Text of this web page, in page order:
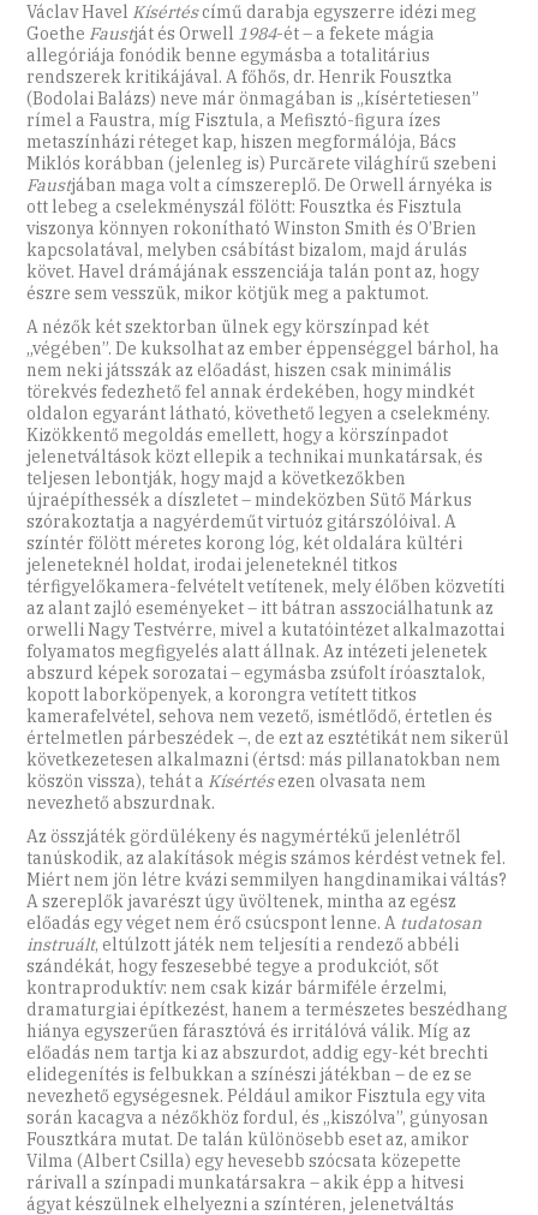
Václav Havel Kísértéscímű darabja egyszerre idézi meg
Goethe Faustját és Orwell 1984-ét – a fekete mágia
allegóriája fonódik benne egymásba a totalitárius
rendszerek kritikájával. A főhős, dr. Henrik Fousztka
(Bodolai Balázs) neve már önmagában is „kísértetiesen”
rímel a Faustra, míg Fisztula, a Mefisztó-figura ízes
metaszínházi réteget kap, hiszen megformálója, Bács
Miklós korábban (jelenleg is) Purcărete világhírű szebeni
Faustjában maga volt a címszereplő. De Orwell árnyéka is
ott lebeg a cselekményszál fölött: Fousztka és Fisztula
viszonya könnyen rokonítható Winston Smith és O’Brien
kapcsolatával, melyben csábítást bizalom, majd árulás
követ. Havel drámájának esszenciája talán pont az, hogy
észre sem vesszük, mikor kötjük meg a paktumot.
A nézők két szektorban ülnek egy körszínpad két
„végében”. De kuksolhat az ember éppenséggel bárhol, ha
nem neki játsszák az előadást, hiszen csak minimális
törekvés fedezhető fel annak érdekében, hogy mindkét
oldalon egyaránt látható, követhető legyen a cselekmény.
Kizökkentő megoldás emellett, hogy a körszínpadot
jelenetváltások közt ellepik a technikai munkatársak, és
teljesen lebontják, hogy majd a következőkben
újraépíthessék a díszletet – mindeközben Sütő Márkus
szórakoztatja a nagyérdeműt virtuóz gitárszólóival. A
színtér fölött méretes korong lóg, két oldalára kültéri
jeleneteknél holdat, irodai jeleneteknél titkos
térfigyelőkamera-felvételt vetítenek, mely élőben közvetíti
az alant zajló eseményeket – itt bátran asszociálhatunk az
orwelli Nagy Testvérre, mivel a kutatóintézet alkalmazottai
folyamatos megfigyelés alatt állnak. Az intézeti jelenetek
abszurd képek sorozatai – egymásba zsúfolt íróasztalok,
kopott laborköpenyek, a korongra vetített titkos
kamerafelvétel, sehova nem vezető, ismétlődő, értetlen és
értelmetlen párbeszédek –, de ezt az esztétikát nem sikerül
következetesen alkalmazni (értsd: más pillanatokban nem
köszön vissza), tehát a Kísértésezen olvasata nem
nevezhető abszurdnak.
Az összjáték gördülékeny és nagymértékű jelenlétről
tanúskodik, az alakítások mégis számos kérdést vetnek fel.
Miért nem jön létre kvázi semmilyen hangdinamikai váltás?
A szereplők javarészt úgy üvöltenek, mintha az egész
előadás egy véget nem érő csúcspont lenne. A tudatosan
instruált, eltúlzott játék nem teljesíti a rendező abbéli
szándékát, hogy feszesebbé tegye a produkciót, sőt
kontraproduktív: nem csak kizár bármiféle érzelmi,
dramaturgiai építkezést, hanem a természetes beszédhang
hiánya egyszerűen fárasztóvá és irritálóvá válik. Míg az
előadás nem tartja ki az abszurdot, addig egy-két brechti
elidegenítés is felbukkan a színészi játékban – de ez se
nevezhető egységesnek. Például amikor Fisztula egy vita
során kacagva a nézőkhöz fordul, és „kiszólva”, gúnyosan
Fousztkára mutat. De talán különösebb eset az, amikor
Vilma (Albert Csilla) egy hevesebb szócsata közepette
rárivall a színpadi munkatársakra – akik épp a hitvesi
ágyat készülnek elhelyezni a színtéren, jelenetváltás